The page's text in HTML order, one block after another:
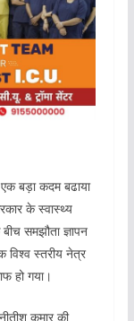
बड़ा कदम बढाया
के स्वास्थ्य
समझौता ज्ञापन
स्तरीय नेत्र
हो गया।
कुमार की